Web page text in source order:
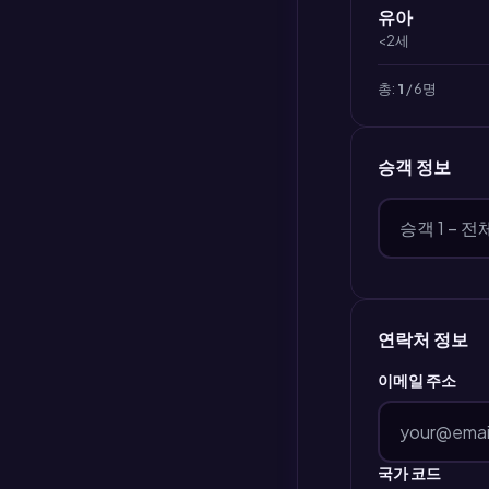
유아
<2세
총: 1 / 6명
승객 정보
연락처 정보
이메일 주소
국가 코드